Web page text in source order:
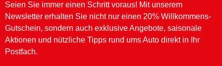
SONAX XTREME FoamInvasion Shampoo 1L SONAX FelgenBeast
SONAX XTREME FelgenReiniger SONAX FelgenStar
AntiFrost+KlarSicht bis -18 °C Ice-fresh
AntiFrost+KlarSicht bis -18 °C Green Forest
ScheibenReiniger Konzentrat Lemon Rocks
Seien Sie immer einen Schritt voraus! Mit unserem
Newsletter erhalten Sie nicht nur einen 20% Willkommens-
Gutschein, sondern auch exklusive Angebote, saisonale
Aktionen und nützliche Tipps rund ums Auto direkt in Ihr
Postfach.